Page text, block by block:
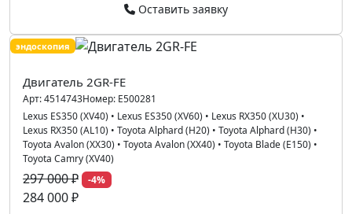
Оставить заявку
эндоскопия
Двигатель 2GR-FE
Арт:4514743Номер: E500281
Lexus ES350 (XV40) • Lexus ES350 (XV60) • Lexus RX350 (XU30) •
Lexus RX350 (AL10) • Toyota Alphard (H20) • Toyota Alphard (H30) •
Toyota Avalon (XX30) • Toyota Avalon (XX40) • Toyota Blade (E150) •
Toyota Camry (XV40)
297 000 ₽ -4%
284 000 ₽